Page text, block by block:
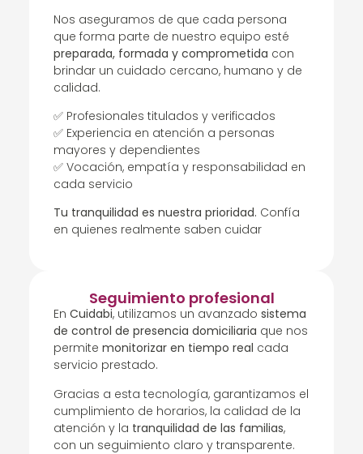
Nos aseguramos de que cada persona
que forma parte de nuestro equipo esté
preparada, formada y comprometida con
brindar un cuidado cercano, humano y de
calidad.
✅ Profesionales titulados y verificados
✅ Experiencia en atención a personas
mayores y dependientes
✅ Vocación, empatía y responsabilidad en
cada servicio
Tu tranquilidad es nuestra prioridad. Confía
en quienes realmente saben cuidar
Seguimiento profesional
En Cuidabi, utilizamos un avanzado sistema
de control de presencia domiciliaria que nos
permite monitorizar en tiempo real cada
servicio prestado.
Gracias a esta tecnología, garantizamos el
cumplimiento de horarios, la calidad de la
atención y la tranquilidad de las familias,
con un seguimiento claro y transparente.